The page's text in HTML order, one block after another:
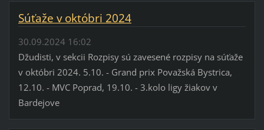
Súťaže v októbri 2024
30.09.2024 16:02
Džudisti, v sekcii Rozpisy sú zavesené rozpisy na súťaže
v októbri 2024. 5.10. - Grand prix Považská Bystrica,
12.10. - MVC Poprad, 19.10. - 3.kolo ligy žiakov v
Bardejove